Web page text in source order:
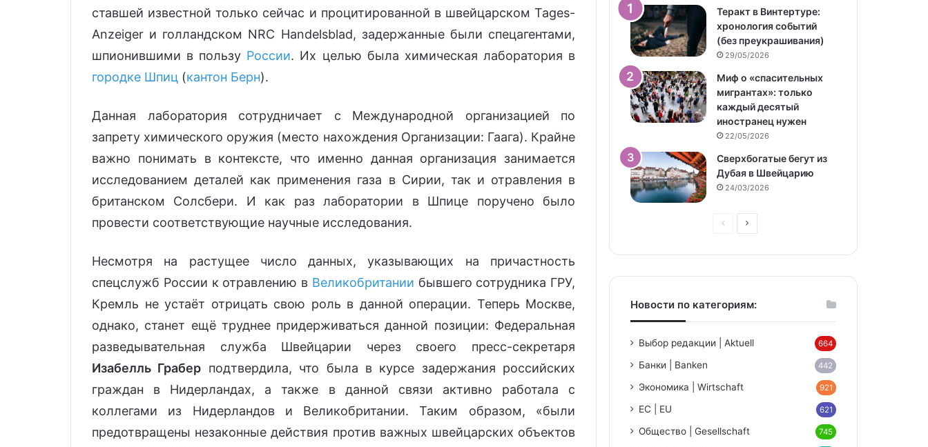
ставшей известной только сейчас и процитированной в швейцарском Tages-
Anzeiger и голландском NRC Handelsblad, задержанные были спецагентами,
шпионившими в пользу России. Их целью была химическая лаборатория в
городке Шпиц (кантон Берн).
Данная лаборатория сотрудничает с Международной организацией по
запрету химического оружия (место нахождения Организации: Гаага). Крайне
важно понимать в контексте, что именно данная организация занимается
исследованием деталей как применения газа в Сирии, так и отравления в
британском Солсбери. И как раз лаборатории в Шпице поручено было
провести соответствующие научные исследования.
Несмотря на растущее число данных, указывающих на причастность
спецслужб России к отравлению в Великобритании бывшего сотрудника ГРУ,
Кремль не устаёт отрицать свою роль в данной операции. Теперь Москве,
однако, станет ещё труднее придерживаться данной позиции: Федеральная
разведывательная служба Швейцарии через своего пресс-секретаря
Изабелль Грабер подтвердила, что была в курсе задержания российских
граждан в Нидерландах, а также в данной связи активно работала с
коллегами из Нидерландов и Великобритании. Таким образом, «были
предотвращены незаконные действия против важных швейцарских объектов
Теракт в Винтертуре:
хронология событий
(без преукрашивания)
29/05/2026
Миф о «спасительных
мигрантах»: только
каждый десятый
иностранец нужен
22/05/2026
Сверхбогатые бегут из
Дубая в Швейцарию
24/03/2026
Предыдущая
Следующая
Новости по категориям:
Выбор редакции | Aktuell 664
Банки | Banken 442
Экономика | Wirtschaft 921
ЕС | EU 621
Общество | Gesellschaft 745